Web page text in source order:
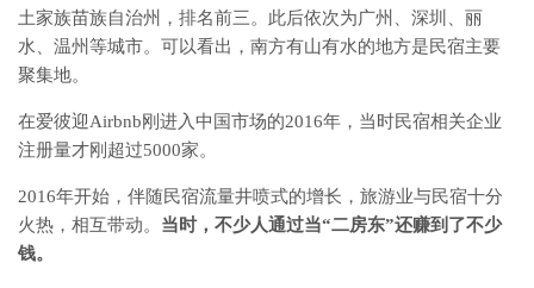
土家族苗族自治州，排名前三。此后依次为广州、深圳、丽
水、温州等城市。可以看出，南方有山有水的地方是民宿主要
聚集地。
在爱彼迎Airbnb刚进入中国市场的2016年，当时民宿相关企业
注册量才刚超过5000家。
2016年开始，伴随民宿流量井喷式的增长，旅游业与民宿十分
火热，相互带动。 当时，不少人通过当“二房东”还赚到了不少
钱。